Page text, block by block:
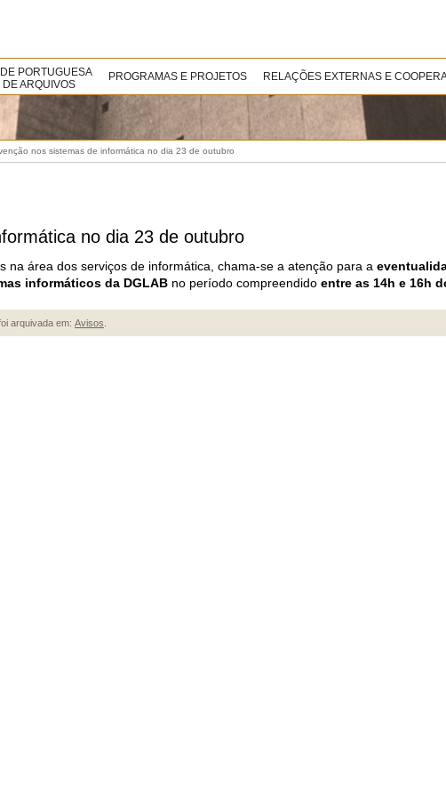
PORTUGUESA
DE ARQUIVOS
PROGRAMAS E PROJETOS RELAÇÕES EXTERNAS E
nos sistemas de informática no dia 23 de outubro
no dia 23 de outubro
na área dos serviços de informática, chama-se a atenção para a
informáticos da DGLAB no período compreendido entre as 14h e 16h
arquivada em: Avisos